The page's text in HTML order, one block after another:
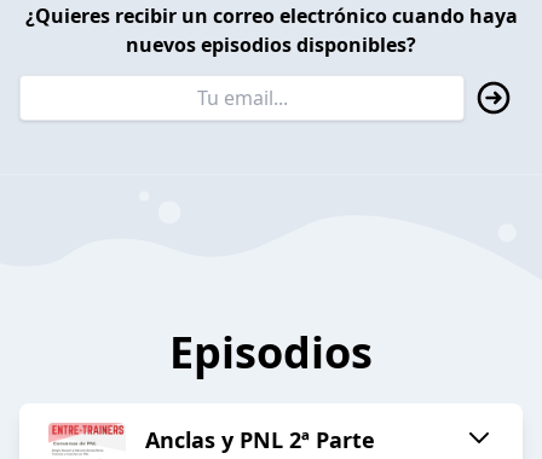
¿Quieres recibir un correo electrónico cuando haya
nuevos episodios disponibles?
Episodios
Anclas y PNL 2ª Parte